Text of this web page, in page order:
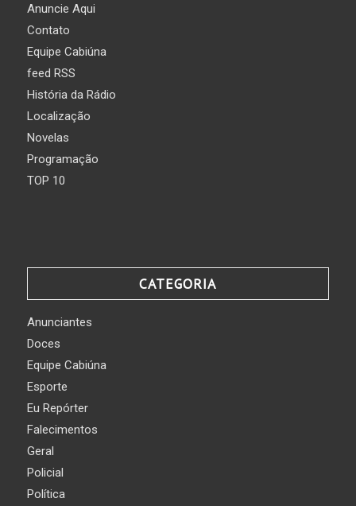
Anuncie Aqui
Contato
Equipe Cabiúna
feed RSS
História da Rádio
Localização
Novelas
Programação
TOP 10
CATEGORIA
Anunciantes
Doces
Equipe Cabiúna
Esporte
Eu Repórter
Falecimentos
Geral
Policial
Política